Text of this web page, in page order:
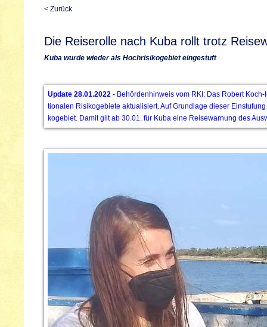
< Zurück
Die Reiserolle nach Kuba rollt trotz
Kuba wurde wieder als Hochrisikogebiet eingestuft
Update 28.01.2022 - Behördenhinweis vom RKI: Das Robert
tionalen Risikogebiete aktualisiert. Auf Grundlage dieser
kogebiet. Damit gilt ab 30.01. für Kuba eine Reisewarnung des